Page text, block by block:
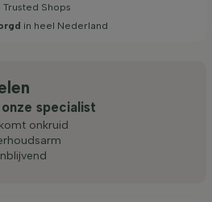
Trusted Shops
in heel Nederland
specialist
onkruid